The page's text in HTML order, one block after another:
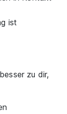
ist
zu dir,